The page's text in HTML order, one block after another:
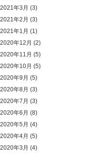
2021年3月 (3)
2021年2月 (3)
2021年1月 (1)
2020年12月 (2)
2020年11月 (5)
2020年10月 (5)
2020年9月 (5)
2020年8月 (3)
2020年7月 (3)
2020年6月 (8)
2020年5月 (4)
2020年4月 (5)
2020年3月 (4)